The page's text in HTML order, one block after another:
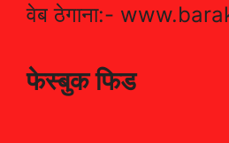
वेब ठेगाना:-
फेस्बुक फिड